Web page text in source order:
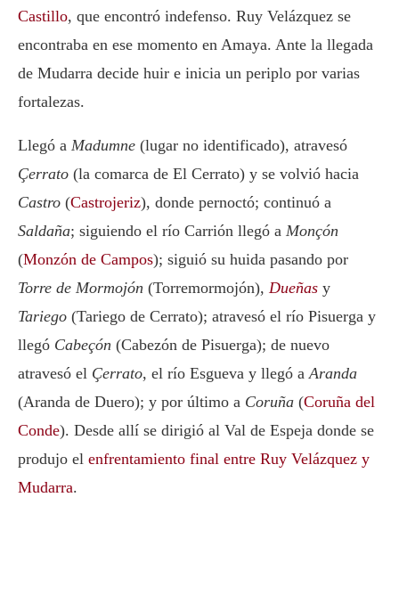
Castillo, que encontró indefenso. Ruy Velázquez se
encontraba en ese momento en Amaya. Ante la llegada
de Mudarra decide huir e inicia un periplo por varias
fortalezas.
Llegó a Madumne (lugar no identificado), atravesó
Çerrato (la comarca de El Cerrato) y se volvió hacia
Castro (Castrojeriz), donde pernoctó; continuó a
Saldaña; siguiendo el río Carrión llegó a Monçón
(Monzón de Campos); siguió su huida pasando por
Torre de Mormojón (Torremormojón), Dueñas y
Tariego (Tariego de Cerrato); atravesó el río Pisuerga y
llegó Cabeçón (Cabezón de Pisuerga); de nuevo
atravesó el Çerrato, el río Esgueva y llegó a Aranda
(Aranda de Duero); y por último a Coruña (Coruña del
Conde). Desde allí se dirigió al Val de Espeja donde se
produjo el enfrentamiento final entre Ruy Velázquez y
Mudarra.